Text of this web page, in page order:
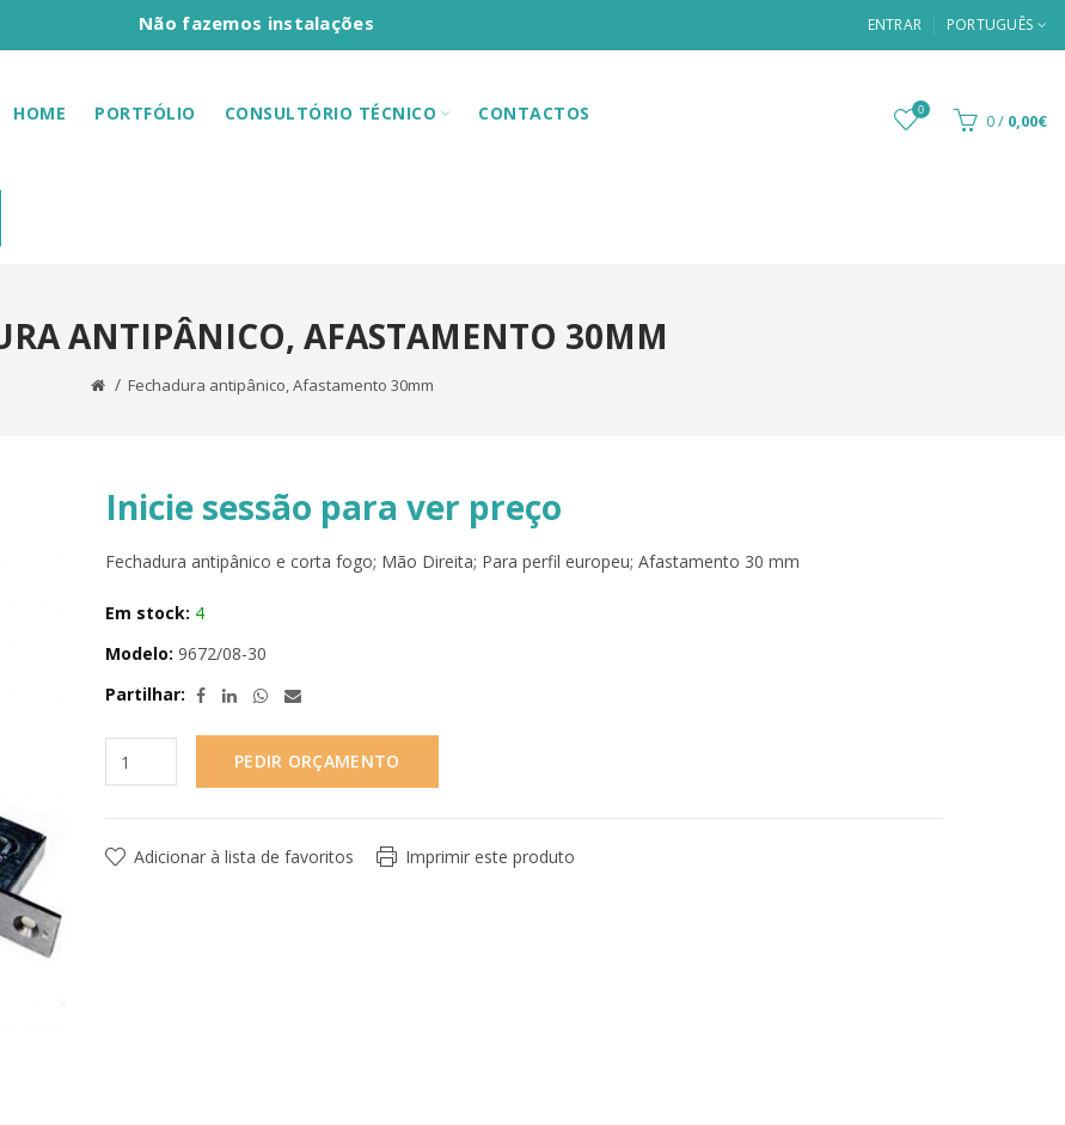
Não fazemos instalações ENTRAR PORTUGUÊS
HOME PORTFÓLIO CONSULTÓRIO TÉCNICO CONTACTOS 0 0/ 0,00€
ANTIPÂNICO, AFASTAMENTO 30MM
Fechadura antipânico, Afastamento 30mm
Inicie sessão para ver preço
Fechadura antipânico e corta fogo; Mão Direita; Para perfil europeu; Afastamento 30 mm
Em stock: 4
Modelo: 9672/08-30
Partilhar:
PEDIR ORÇAMENTO
Adicionar à lista de favoritos Imprimir este produto